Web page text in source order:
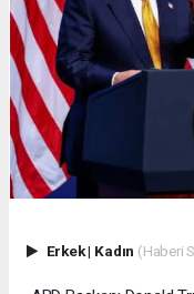
Erkek| Kadın (Haberi